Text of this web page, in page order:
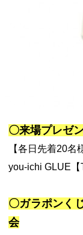
〇来場プレゼ
【各日先着20名
you-ichi GLUE【
〇ガラポンく
会